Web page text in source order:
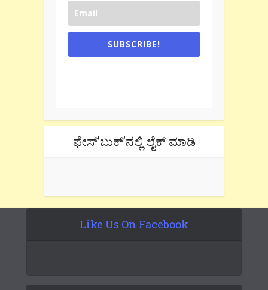
SUBSCRIBE!
ಫೇಸ್’ಬುಕ್’ನಲ್ಲಿ ಲೈಕ್ ಮಾಡಿ
Like Us On Facebook